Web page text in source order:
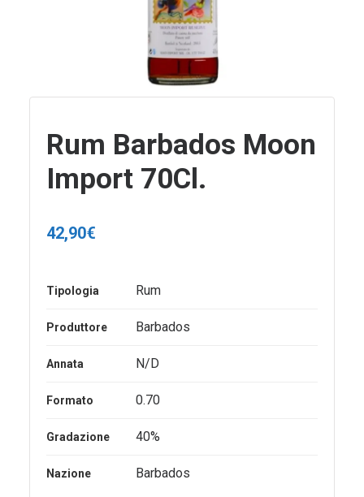
Rum Barbados Moon
Import 70Cl.
42,90€
Tipologia Rum
Produttore Barbados
Annata N/D
Formato 0.70
Gradazione 40%
Nazione Barbados